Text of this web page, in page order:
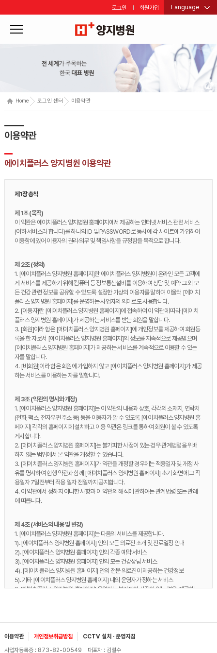
로그인 회원가입 Language
Home 로그인 센터 이용약관
이용약관
에이치플러스 양지병원 이용약관
제1장 총칙
제 1조 (목적)
이 약관은 에이치플러스 양지병원 홈페이지에서 제공하는 인터넷 서비스 관련 서비스
(이하 서비스라 합니다)를 하나의 ID 및 PASSWORD로 동시에 각 사이트에 가입하여
이용함에 있어 이용자의 권리·의무 및 책임사항을 규정함을 목적으로 합니다.
제 2조 (정의)
1. [에이치플러스 양지병원 홈페이지]란 에이치플러스 양지병원이 온라인 모든 고객에
게 서비스를 제공하기 위해 컴퓨터 등 정보통신설비를 이용하여 상담 및 예약 그 외 모
든 건강 관련 정보를 공유할 수 있도록 설정한 가상의 이용자를 말하며 아울러 [에이치
플러스 양지병원 홈페이지]를 운영하는 사업자의 의미로도 사용합니다.
2. [이용자]란 [에이치플러스 양지병원 홈페이지]에 접속하여 이 약관에 따라 [에이치
플러스 양지병원 홈페이지]가 제공하는 서비스를 받는 회원을 말합니다.
3. [회원]이라 함은 [에이치플러스 양지병원 홈페이지]에 개인정보를 제공하여 회원등
록을 한 자로서 [에이치플러스 양지병원 홈페이지]의 정보를 지속적으로 제공받으며
[에이치플러스 양지병원 홈페이지]가 제공하는 서비스를 계속적으로 이용할 수 있는
자를 말합니다.
4. [비회원]이라 함은 회원에 가입하지 않고 [에이치플러스 양지병원 홈페이지]가 제공
하는 서비스를 이용하는 자를 말합니다.
제 3조 (약관의 명시와 개정)
1. [에이치플러스 양지병원 홈페이지]는 이 약관의 내용과 상호, 각각의 소재지, 연락처
(전화, 팩스, 전자우편 주소 등) 등을 이용자가 알 수 있도록 [에이치플러스 양지병원 홈
페이지] 각각의 홈페이지에 설치하고 이용 약관은 링크를 통하여 회원이 볼 수 있도록
게시합니다.
2. [에이치플러스 양지병원 홈페이지]는 불가피한 사정이 있는 경우 관계법령을 위배
하지 않는 범위에서 본 약관을 개정할 수 있습니다.
3. [에이치플러스 양지병원 홈페이지]가 약관을 개정할 경우에는 적용일자 및 개정 사
유를 명시하여 현행 약관과 함께 [에이치플러스 양지병원 홈페이지] 초기 화면에 그 적
용일자 7일전부터 적용 일자 전일까지 공지합니다.
4. 이 약관에서 정하지 아니한 사항과 이 약관의 해석에 관하여는 관계법령 또는 관례
에 따릅니다.
제 4조 (서비스의 내용 및 변경)
1. [에이치플러스 양지병원 홈페이지]는 다음의 서비스를 제공합니다.
1). [에이치플러스 양지병원 홈페이지] 안의 모든 의료진 소개 및 진료일정 안내
2). [에이치플러스 양지병원 홈페이지] 안의 각종 예약 서비스
3). [에이치플러스 양지병원 홈페이지] 안의 모든 건강상담 서비스
4). [에이치플러스 양지병원 홈페이지] 안의 전문 의료진이 제공하는 건강정보
5). 기타 [에이치플러스 양지병원 홈페이지] 내의 운영자가 정하는 서비스
2. [에이치플러스 양지병원 홈페이지] 운영자는 불가피한 사정이 있는 경우, 제공하는
4. [에이치플러스 양지병원 홈페이지]는 회원이 서비스 이용 중 필요하다고 인정되는
이용약관 개인정보취급방침
CCTV 설치 · 운영지침
사업자등록증 : 873-82-00549 대표자 : 김철수